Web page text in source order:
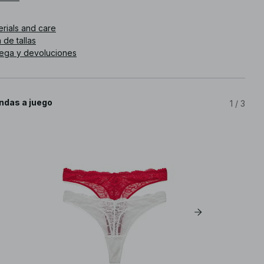
and care
de tallas
y devoluciones
a juego 1 / 3